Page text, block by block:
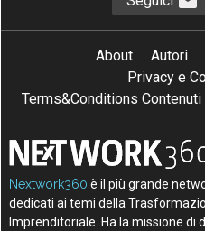
About Autori
Privacy e
Terms&Conditions
Nextwork360 è il più grande
dedicati ai temi della
Imprenditoriale. Ha la missione